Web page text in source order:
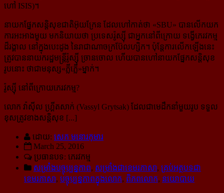
ហៅ ISIS)។
នាយកផ្នែកសន្តិសុខជាតិអ៊ុយក្រែន ដែលហៅកាត់ថា «SBU» បានលើកយក
ការអះអាងមួយ មកនិយាយថា ប្រទេសរ៉ូស្ស៊ី ជាអ្នកនៅពីក្រោយ ទង្វើភេរវកម្ម
ដ៏រង្គាល នៅក្នុងបេះដូង នៃរាជាណាចក្រប៊ែលហ្សិក។ ប៉ុន្តែ​ការ​លើក​ឡើង​នេះ
ត្រូវបាននាយករដ្ឋមន្ត្រីរ៉ូស្ស៊ី ច្រានចោល ហើយបានហៅនាយកផ្នែកសន្តិសុខ
រូបនោះ ថាជា​មនុស្ស​«ភ្លីភ្លើ»ម្នាក់។
រ៉ូស្ស៊ី នៅពីក្រោយភេរវកម្ម?
លោក វ៉ាស៊ីល ហ្គ្រីតសាក់ (Vassyl Grytsak) ដែលជាមេដឹកនាំមួយរូប ទទួល
ខុសត្រូវខាងសន្តិសុខ [...]
ដោយ: សេក មនោរកុមារ
March 25, 2016
ប្រធានបទ: ភេរវកម្ម
សម្រាំងបច្ចុប្បន្នភាព, សម្រាំងជាខេមរភាសា, គ្រប់អត្ថបទជា
ខេមរភាសា, បច្ចុប្បន្នភាពក្នុងលោក, ពិភពលោក, នយោបាយ